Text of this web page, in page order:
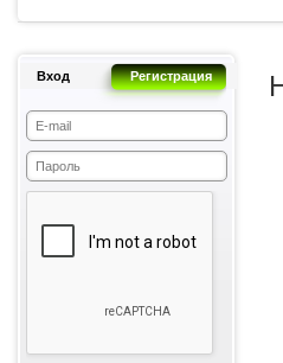
Вход Регистрация